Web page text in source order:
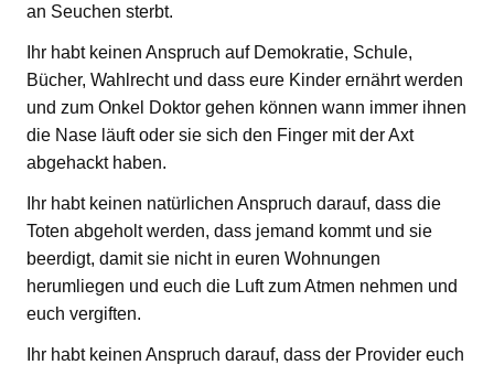
an Seuchen sterbt.
Ihr habt keinen Anspruch auf Demokratie, Schule,
Bücher, Wahlrecht und dass eure Kinder ernährt werden
und zum Onkel Doktor gehen können wann immer ihnen
die Nase läuft oder sie sich den Finger mit der Axt
abgehackt haben.
Ihr habt keinen natürlichen Anspruch darauf, dass die
Toten abgeholt werden, dass jemand kommt und sie
beerdigt, damit sie nicht in euren Wohnungen
herumliegen und euch die Luft zum Atmen nehmen und
euch vergiften.
Ihr habt keinen Anspruch darauf, dass der Provider euch